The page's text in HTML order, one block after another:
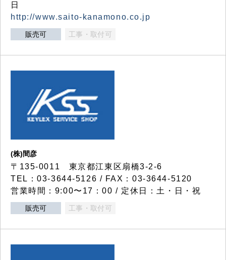
日
http://www.saito-kanamono.co.jp
販売可 工事・取付可
(株)間彦
〒135-0011 東京都江東区扇橋3-2-6
TEL：03-3644-5126 / FAX：03-3644-5120
営業時間：9:00〜17：00 / 定休日：土・日・祝
販売可 工事・取付可